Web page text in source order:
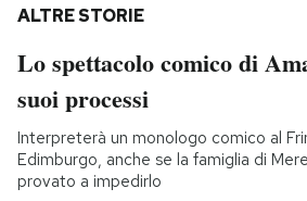
ALTRE STORIE
Lo spettacolo comico di
suoi processi
Interpreterà un monologo comico al
Edimburgo, anche se la famiglia di
provato a impedirlo